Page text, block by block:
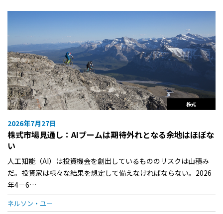
株式
2026年7月27日
株式市場見通し：AIブームは期待外れとなる余地はほぼな
い
人工知能（AI）は投資機会を創出しているもののリスクは山積み
だ。投資家は様々な結果を想定して備えなければならない。2026
年4－6…
ネルソン・ユー